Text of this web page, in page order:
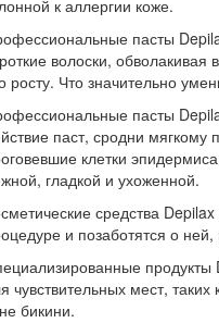
к аллергии коже.
пасты
волоски, обволакивая
росту. Что значительно
пасты
паст, сродни мягкому
клетки
гладкой и ухоженной.
средства
и позаботятся о ней,
чувствительных мест,
бикини.